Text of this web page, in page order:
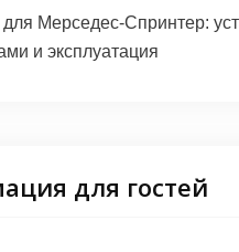
Мерседес-Спринтер:
и эксплуатация
для гостей